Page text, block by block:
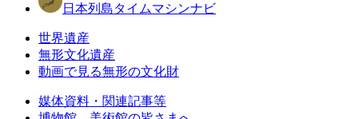
日本列島タイムマシンナビ
世界遺産
無形文化遺産
動画で見る無形の文化財
媒体資料・関連記事等